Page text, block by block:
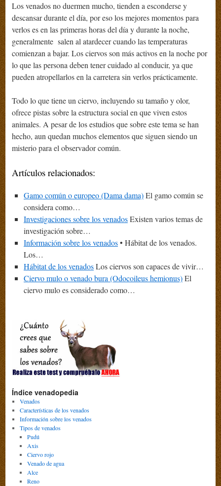
Los venados no duermen mucho, tienden a esconderse y
descansar durante el día, por eso los mejores momentos para
verlos es en las primeras horas del día y durante la noche,
generalmente salen al atardecer cuando las temperaturas
comienzan a bajar. Los ciervos son más activos en la noche por
lo que las persona deben tener cuidado al conducir, ya que
pueden atropellarlos en la carretera sin verlos prácticamente.
Todo lo que tiene un ciervo, incluyendo su tamaño y olor,
ofrece pistas sobre la estructura social en que viven estos
animales. A pesar de los estudios que sobre este tema se han
hecho, aun quedan muchos elementos que siguen siendo un
misterio para el observador común.
Artículos relacionados:
Gamo común o europeo (Dama dama)El gamo común se
considera como…
Investigaciones sobre los venadosExisten varios temas de
investigación sobre…
Información sobre los venados• Hábitat de los venados.
Los…
Hábitat de los venadosLos ciervos son capaces de vivir…
Ciervo mulo o venado bura (Odocoileus hemionus)El
ciervo mulo es considerado como…
Índice venadopedia
Venados
Características de los venados
Información sobre los venados
Tipos de venados
Pudú
Axis
Ciervo rojo
Venado de agua
Alce
Reno